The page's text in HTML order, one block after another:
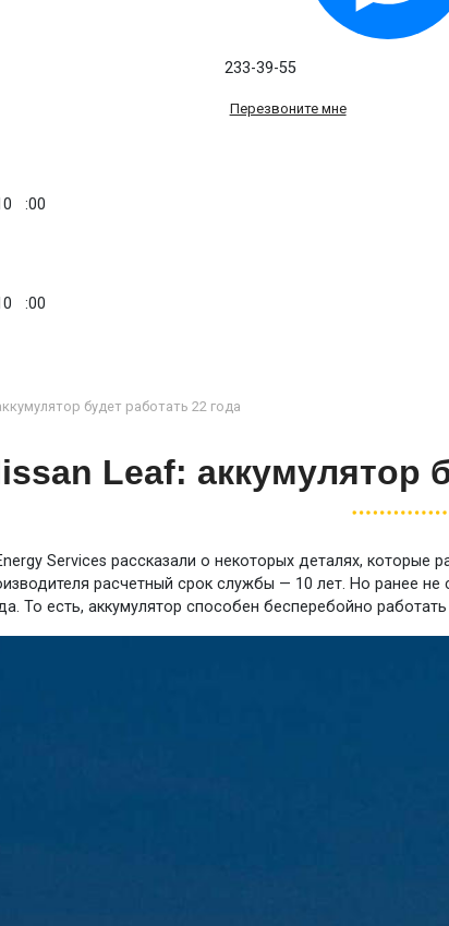
233-39-55
Перезвоните мне
:00
:00
будет работать 22 года
Leaf: аккумулятор
Services рассказали о некоторых деталях,
расчетный срок службы — 10 лет. Но ранее
То есть, аккумулятор способен бесперебойно